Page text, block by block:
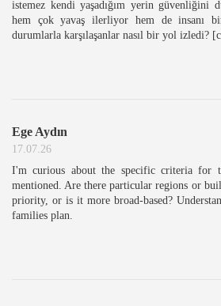
istemez kendi yaşadığım yerin güvenliğini
hem çok yavaş ilerliyor hem de insanı
durumlarla karşılaşanlar nasıl bir yol izledi?
Ege Aydın
17.07.26
I'm curious about the specific criteria for
mentioned. Are there particular regions or
priority, or is it more broad-based?
families plan.